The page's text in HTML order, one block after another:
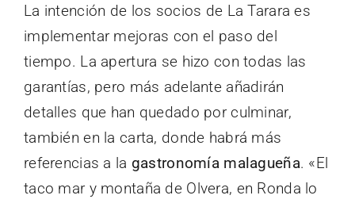
La intención de los socios de La Tarara es
implementar mejoras con el paso del
tiempo. La apertura se hizo con todas las
garantías, pero más adelante añadirán
detalles que han quedado por culminar,
también en la carta, donde habrá más
referencias a la gastronomía malagueña. «El
taco mar y montaña de Olvera, en Ronda lo